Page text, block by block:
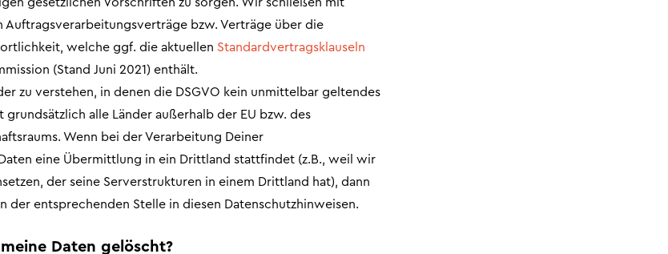
Auftragsverarbeitungsverträge bzw. Verträge über die
welche ggf. die aktuellen Standardvertragsklauseln
(Stand Juni 2021) enthält.
zu verstehen, in denen die DSGVO kein unmittelbar geltendes
grundsätzlich alle Länder außerhalb der EU bzw. des
Wenn bei der Verarbeitung Deiner
eine Übermittlung in ein Drittland stattfindet (z.B., weil wir
der seine Serverstrukturen in einem Drittland hat), dann
der entsprechenden Stelle in diesen Datenschutzhinweisen.
Daten gelöscht?